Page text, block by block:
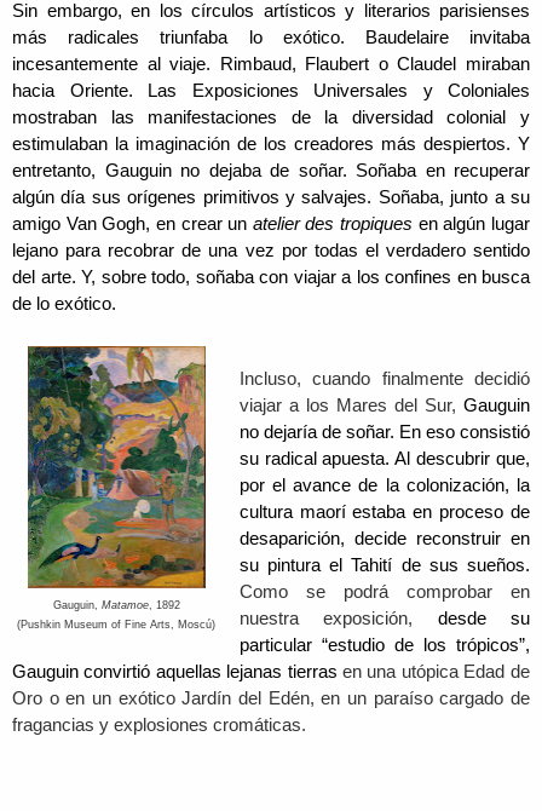
Sin embargo, en los círculos artísticos y literarios parisienses
más radicales triunfaba lo exótico. Baudelaire invitaba
incesantemente al viaje. Rimbaud, Flaubert o Claudel miraban
hacia Oriente. Las Exposiciones Universales y Coloniales
mostraban las manifestaciones de la diversidad colonial y
estimulaban la imaginación de los creadores más despiertos. Y
entretanto, Gauguin no dejaba de soñar. Soñaba en recuperar
algún día sus orígenes primitivos y salvajes. Soñaba, junto a su
amigo Van Gogh, en crear un atelier des tropiques en algún lugar
lejano para recobrarde una vez por todas el verdadero sentido
del arte. Y, sobre todo, soñaba con viajar a los confines en busca
de lo exótico.
Gauguin, Matamoe, 1892
(Pushkin Museum of Fine Arts, Moscú)
Incluso, cuando finalmente decidió
viajar a los Mares del Sur, Gauguin
no dejaría de soñar. En eso consistió
su radical apuesta. Al descubrir que,
por el avance de la colonización, la
cultura maorí estaba en proceso de
desaparición, decide reconstruir en
su pintura el Tahití de sus sueños.
Como se podrá comprobar en
nuestra exposición, desde su
particular “estudio de los trópicos”,
Gauguin convirtió aquellas lejanas tierras en una utópica Edad de
Oro o en un exótico Jardín del Edén, en un paraíso cargado de
fragancias y explosiones cromáticas.